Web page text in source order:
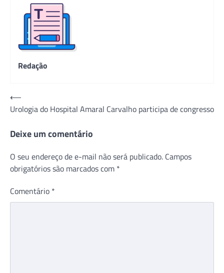
Redação
Navegação
de
Post
⟵
Urologia do Hospital Amaral Carvalho participa de congresso
Deixe um comentário
O seu endereço de e-mail não será publicado. Campos
obrigatórios são marcados com *
Comentário *